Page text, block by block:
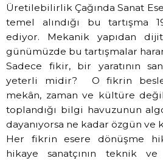
Üretilebilirlik Çağında Sanat
temel alındığı bu tartışma
ediyor. Mekanik yapıdan
günümüzde bu tartışmalar
Sadece fikir, bir yaratının
yeterli midir? O fikrin
mekân, zaman ve kültüre
toplandığı bilgi havuzunun
dayanıyorsa ne kadar özgün ve
Her fikrin esere dönüşme
hikaye sanatçının teknik